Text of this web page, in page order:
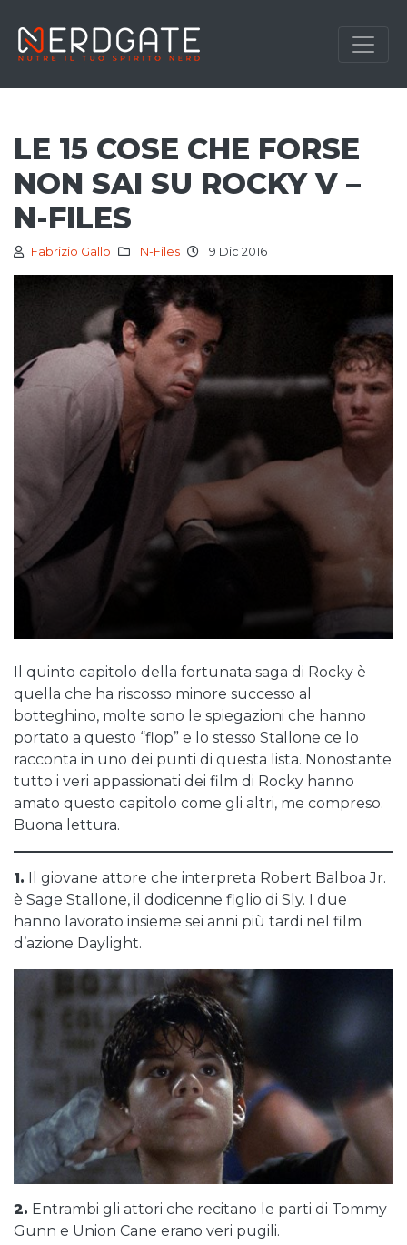
LE 15 COSE CHE FORSE
NON SAI SU ROCKY V –
N-FILES
Fabrizio Gallo N-Files 9 Dic 2016
Il quinto capitolo della fortunata saga di Rocky è
quella che ha riscosso minore successo al
botteghino, molte sono le spiegazioni che hanno
portato a questo “flop” e lo stesso Stallone ce lo
racconta in uno dei punti di questa lista. Nonostante
tutto i veri appassionati dei film di Rocky hanno
amato questo capitolo come gli altri, me compreso.
Buona lettura.
1. Il giovane attore che interpreta Robert Balboa Jr.
è Sage Stallone, il dodicenne figlio di Sly. I due
hanno lavorato insieme sei anni più tardi nel film
d’azione Daylight.
2. Entrambi gli attori che recitano le parti di Tommy
Gunn e Union Cane erano veri pugili.